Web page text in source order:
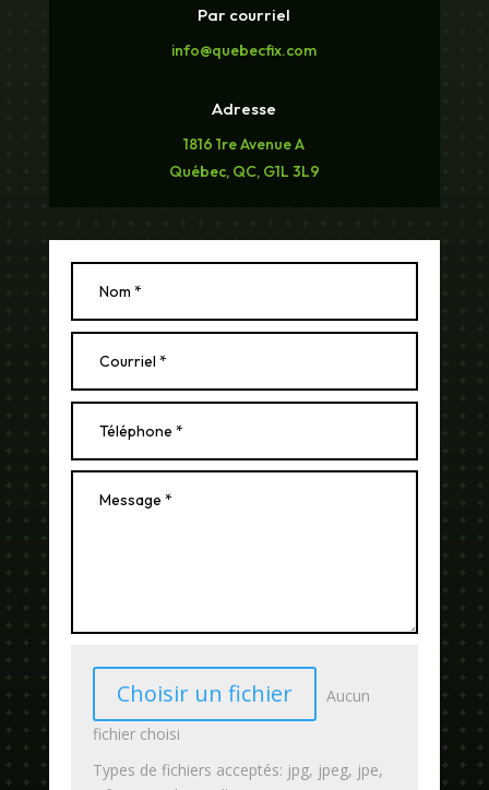
Par courriel
info@quebecfix.com
Adresse
1816 1re Avenue A
Québec, QC, G1L 3L9
Choisir un fichier
Aucun
fichier choisi
Types de fichiers acceptés: jpg, jpeg, jpe,